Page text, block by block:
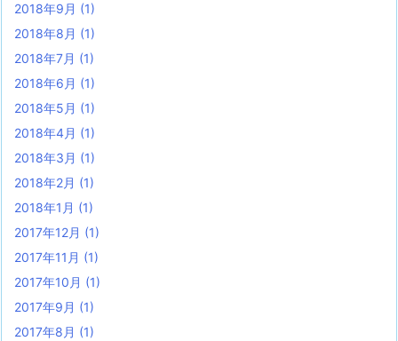
2018年9月 (1)
2018年8月 (1)
2018年7月 (1)
2018年6月 (1)
2018年5月 (1)
2018年4月 (1)
2018年3月 (1)
2018年2月 (1)
2018年1月 (1)
2017年12月 (1)
2017年11月 (1)
2017年10月 (1)
2017年9月 (1)
2017年8月 (1)